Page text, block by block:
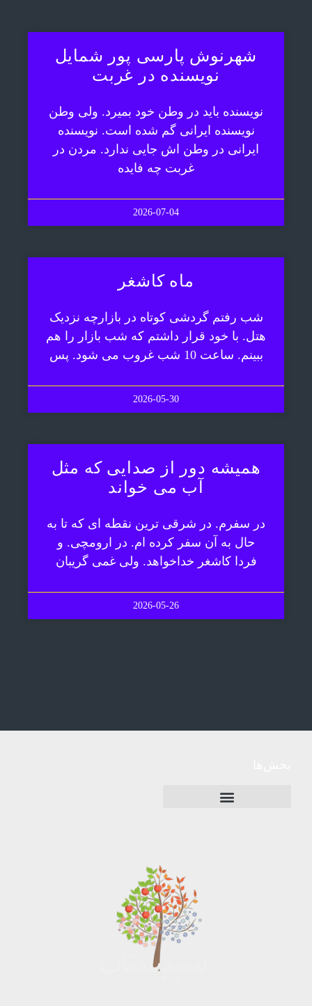
شهرنوش پارسی پور شمایل
نویسنده در غربت
نویسنده باید در وطن خود بمیرد. ولی وطن
نویسنده ایرانی گم شده است. نویسنده
ایرانی در وطن اش جایی ندارد. مردن در
غربت چه فایده
2026-07-04
ماه کاشغر
شب رفتم گردشی کوتاه در بازارچه نزدیک
هتل. با خود قرار داشتم که شب بازار را هم
ببینم. ساعت 10 شب غروب می شود. پس
2026-05-30
همیشه دور از صدایی که مثل
آب می خواند
در سفرم. در شرقی ترین نقطه ای که تا به
حال به آن سفر کرده ام. در ارومچی. و
فردا کاشغر خداخواهد. ولی غمی گریبان
2026-05-26